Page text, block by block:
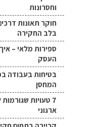
וחסרונות
חוקר תאונות
בלב החקירה
ספירות מלאי –
העסק
בטיחות בעבודה
המחסן
7 טעויות
ארגוני